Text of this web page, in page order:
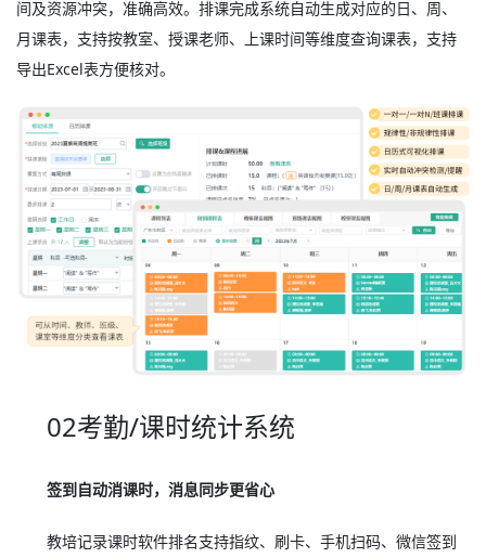
间及资源冲突，准确高效。排课完成系统自动生成对应的日、周、
月课表，支持按教室、授课老师、上课时间等维度查询课表，支持
导出Excel表方便核对。
02考勤/课时统计系统
签到自动消课时，消息同步更省心
教培记录课时软件排名支持指纹、刷卡、手机扫码、微信签到